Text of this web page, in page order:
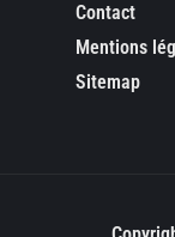
Contact
Mentions
Sitemap